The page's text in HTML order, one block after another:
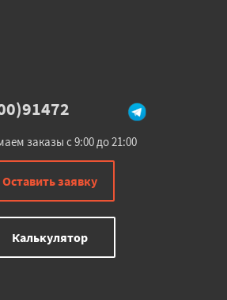
заказы с 9:00 до 21:00
Оставить заявку
Калькулятор